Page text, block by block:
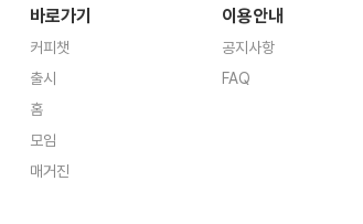
바로가기
커피챗
출시
홈
모임
매거진
이용안내
공지사항
FAQ